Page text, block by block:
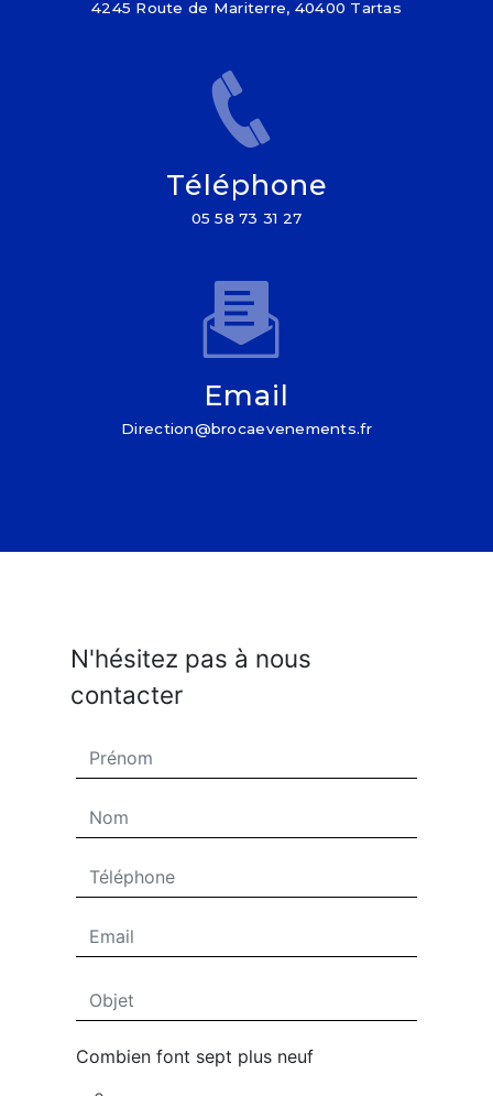
4245 Route de Mariterre, 40400 Tartas
Téléphone
05 58 73 31 27
Email
direction@brocaevenements.fr
N'hésitez pas à nous
contacter
Combien font sept plus neuf